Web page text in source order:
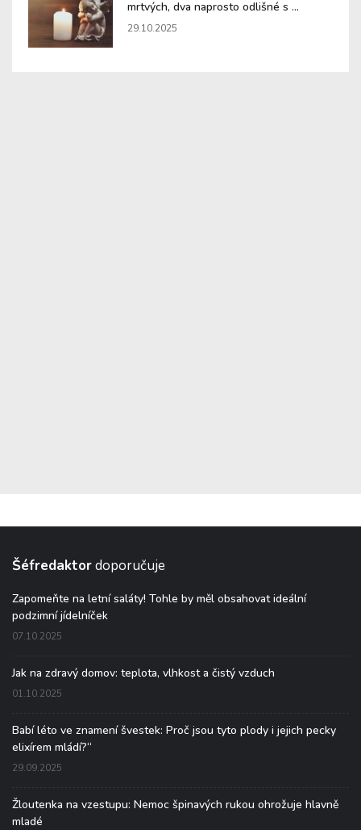
mrtvých, dva naprosto odlišné s ...
29.10.2025
Šéfredaktordoporučuje
Zapomeňte na letní saláty! Tohle by měl obsahovat ideální
podzimní jídelníček
07.10.2025
Jak na zdravý domov: teplota, vlhkost a čistý vzduch
01.10.2025
Babí léto ve znamení švestek: Proč jsou tyto plody i jejich pecky
elixírem mládí?“
29.09.2025
Žloutenka na vzestupu: Nemoc špinavých rukou ohrožuje hlavně
mladé